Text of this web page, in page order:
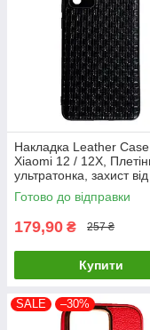
Накладка Leather Case
Xiaomi 12 / 12X,
ультратонка, захист від
подряпин і пилу
Готово до відправки
179,90 ₴ 257 ₴
Купити
SALE –30%